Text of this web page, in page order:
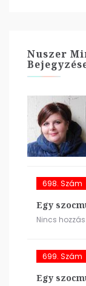
Nuszer
698. Szám
Egy
Nincs
699. Szám
Egy